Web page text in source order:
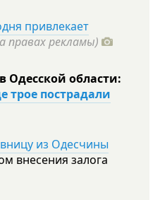
привлекает
правах рекламы)
Одесской области:
трое пострадали
из Одесчины
внесения залога